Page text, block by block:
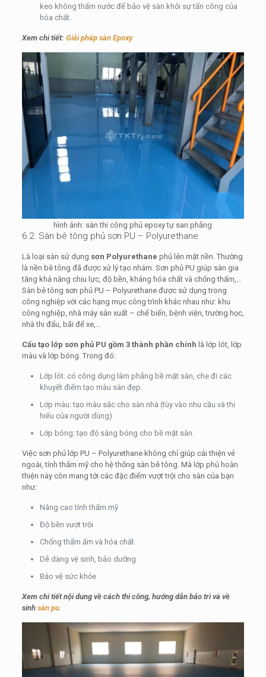
keo không thấm nước để bảo vệ sàn khỏi sự tấn công của
hóa chất.
Xem chi tiết: Giải pháp sàn Epoxy
hình ảnh: sàn thi công phủ epoxy tự san phẳng
6.2. Sàn bê tông phủ sơn PU – Polyurethane
Là loại sàn sử dụng sơn Polyurethane phủ lên mặt nền. Thường
là nền bê tông đã được xử lý tạo nhám. Sơn phủ PU giúp sàn gia
tăng khả năng chịu lực, độ bền, kháng hóa chất và chống thấm,…
Sàn bê tông sơn phủ PU – Polyurethane được sử dụng trong
công nghiệp với các hạng mục công trình khác nhau như: khu
công nghiệp, nhà máy sản xuất – chế biến, bệnh viện, trường học,
nhà thi đấu, bãi để xe,…
Cấu tạo lớp sơn phủ PU gồm 3 thành phần chính là lớp lót, lớp
màu và lớp bóng. Trong đó:
Lớp lót: có công dụng làm phẳng bề mặt sàn, che đi các
khuyết điểm tạo màu sàn đẹp.
Lớp màu: tạo màu sắc cho sàn nhà (tùy vào nhu cầu và thị
hiếu của người dùng)
Lớp bóng: tạo độ sáng bóng cho bề mặt sàn.
Việc sơn phủ lớp PU – Polyurethane không chỉ giúp cải thiện vẻ
ngoài, tính thấm mỹ cho hệ thống sàn bê tông. Mà lớp phủ hoàn
thiện này còn mang tới các đặc điểm vượt trội cho sàn của bạn
như:
Nâng cao tính thẩm mỹ
Độ bền vượt trội
Chống thấm ẩm và hóa chất
Dễ dàng vệ sinh, bảo dưỡng
Bảo vệ sức khỏe
Xem chi tiết nội dung về cách thi công, hướng dẫn bảo trì và về
sinh sàn pu.